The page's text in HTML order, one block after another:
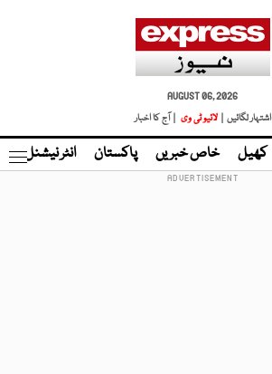
AUGUST 06, 2026
اشتہار لگائیں |
لائیو ٹی وی | آج کا اخبار
کھیل خاص خبریں پاکستان انٹر نیشنل